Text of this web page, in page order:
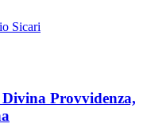
Sicari
Provvidenza,